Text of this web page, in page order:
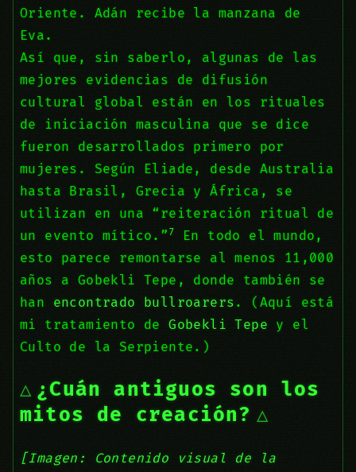
Oriente. Adán recibe la manzana de
Eva.
Así que, sin saberlo, algunas de las
mejores evidencias de difusión
cultural global están en los rituales
de iniciación masculina que se dice
fueron desarrollados primero por
mujeres. Según Eliade, desde Australia
hasta Brasil, Grecia y África, se
utilizan en una “reiteración ritual de
un evento mítico.” 7
En todo el mundo,
esto parece remontarse al menos 11,000
años a Gobekli Tepe, donde también se
han encontrado bullroarers . (Aquí está
mi tratamiento deGobekli Tepe y el
Culto de la Serpiente.)
¿Cuán antiguos son los
mitos de creación?
[Imagen: Contenido visual de la